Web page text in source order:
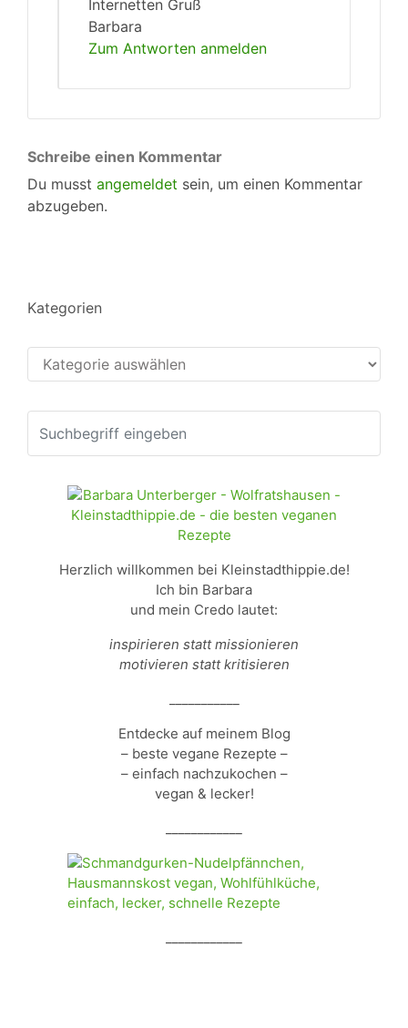
Internetten Gruß
Barbara
Zum Antworten anmelden
Schreibe einen Kommentar
Du musst angemeldet sein, um einen Kommentar
abzugeben.
Kategorien
Kategorien
Herzlich willkommen bei Kleinstadthippie.de!
Ich bin Barbara
und mein Credo lautet:
inspirieren statt missionieren
motivieren statt kritisieren
Entdecke auf meinem Blog
– beste vegane Rezepte –
– einfach nachzukochen –
vegan & lecker!